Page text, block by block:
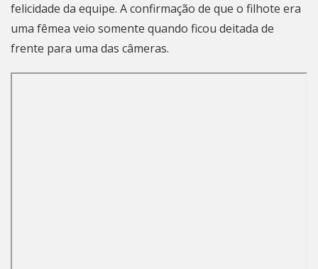
felicidade da equipe. A confirmação de que o filhote era
uma fêmea veio somente quando ficou deitada de
frente para uma das câmeras.